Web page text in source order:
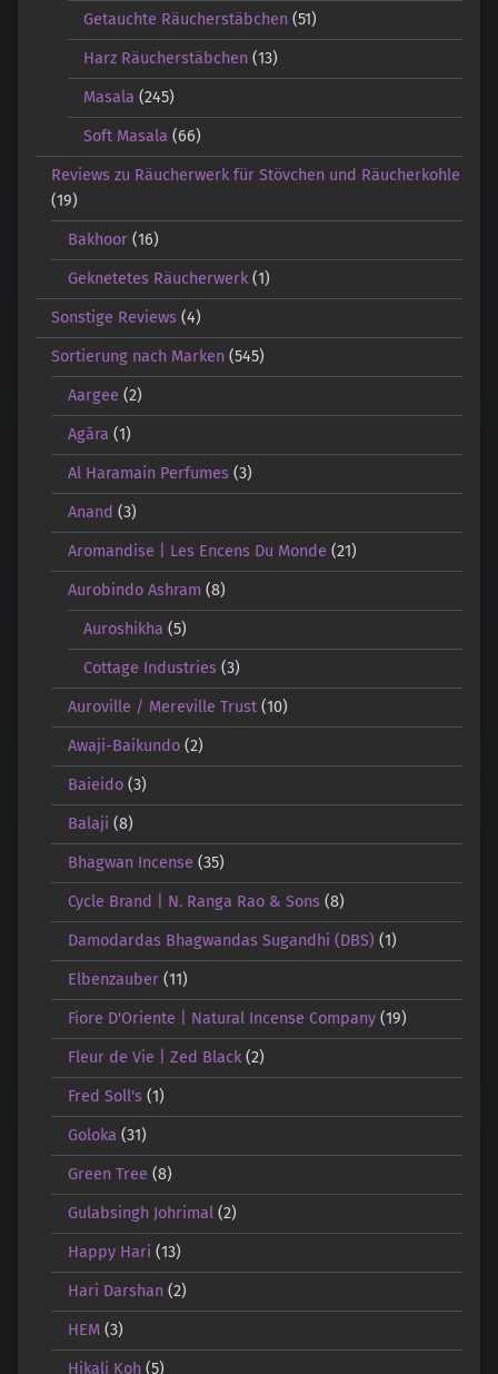
Getauchte Räucherstäbchen (51)
Harz Räucherstäbchen (13)
Masala (245)
Soft Masala (66)
Reviews zu Räucherwerk für Stövchen und Räucherkohle
(19)
Bakhoor(16)
Geknetetes Räucherwerk(1)
Sonstige Reviews (4)
Sortierung nach Marken (545)
Aargee (2)
Agāra (1)
Al Haramain Perfumes(3)
Anand (3)
Aromandise | Les Encens Du Monde (21)
Aurobindo Ashram (8)
Auroshikha (5)
Cottage Industries (3)
Auroville / Mereville Trust(10)
Awaji-Baikundo(2)
Baieido(3)
Balaji (8)
Bhagwan Incense (35)
Cycle Brand | N. Ranga Rao & Sons(8)
Damodardas Bhagwandas Sugandhi (DBS) (1)
Elbenzauber(11)
Fiore D'Oriente | Natural Incense Company(19)
Fleur de Vie | Zed Black(2)
Fred Soll's(1)
Goloka (31)
Green Tree (8)
Gulabsingh Johrimal(2)
Happy Hari (13)
Hari Darshan(2)
HEM(3)
Hikali Koh(5)